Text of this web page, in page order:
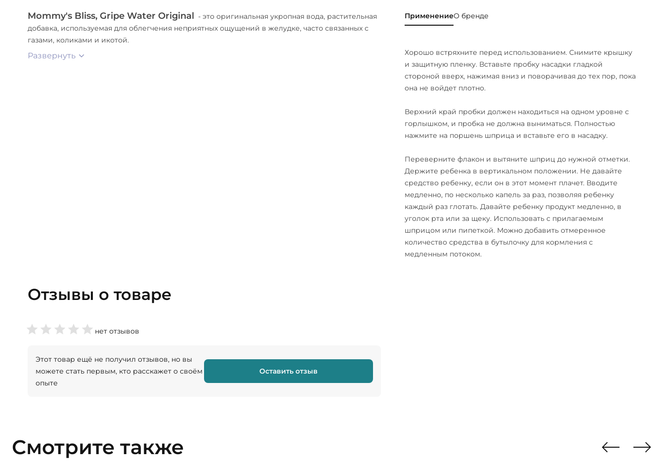
Mommy's Bliss, Gripe Water Original - это оригинальная укропная вода, растительная
добавка, используемая для облегчения неприятных ощущений в желудке, часто связанных с
газами, коликами и икотой.
Развернуть
ПрименениеО бренде
Хорошо встряхните перед использованием. Снимите крышку
и защитную пленку. Вставьте пробку насадки гладкой
стороной вверх, нажимая вниз и поворачивая до тех пор, пока
она не войдет плотно.
Верхний край пробки должен находиться на одном уровне с
горлышком, и пробка не должна выниматься. Полностью
нажмите на поршень шприца и вставьте его в насадку.
Переверните флакон и вытяните шприц до нужной отметки.
Держите ребенка в вертикальном положении. Не давайте
средство ребенку, если он в этот момент плачет. Вводите
медленно, по несколько капель за раз, позволяя ребенку
каждый раз глотать. Давайте ребенку продукт медленно, в
уголок рта или за щеку. Использовать с прилагаемым
шприцом или пипеткой. Можно добавить отмеренное
количество средства в бутылочку для кормления с
медленным потоком.
Отзывы о товаре
нет отзывов
Этот товар ещё не получил отзывов, но вы
можете стать первым, кто расскажет о своём
опыте
Оставить отзыв
Смотрите также